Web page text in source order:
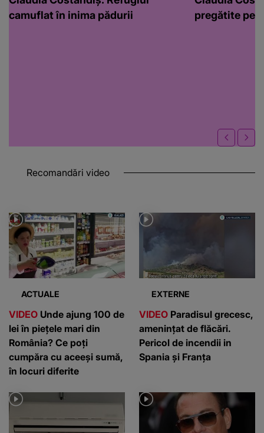
camuflat în inima pădurii
pregătite
Recomandări video
ACTUALE
VIDEO Unde ajung 100 de
lei în piețele mari din
România? Ce poți
cumpăra cu aceeși sumă,
în locuri diferite
EXTERNE
VIDEO Paradisul grecesc,
amenințat de flăcări.
Pericol de incendii in
Spania și Franța